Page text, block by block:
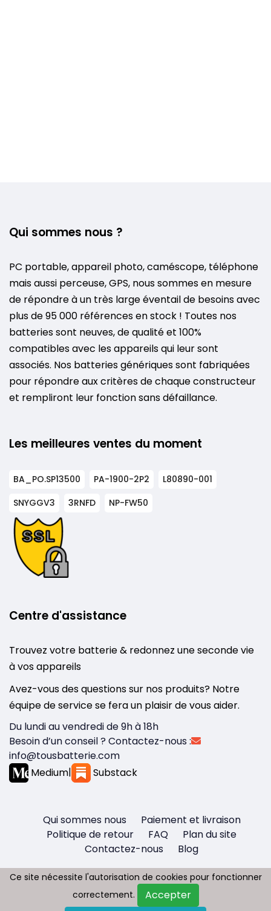
Qui sommes nous ?
PC portable, appareil photo, caméscope, téléphone
mais aussi perceuse, GPS, nous sommes en mesure
de répondre à un très large éventail de besoins avec
plus de 95 000 références en stock ! Toutes nos
batteries sont neuves, de qualité et 100%
compatibles avec les appareils qui leur sont
associés. Nos batteries génériques sont fabriquées
pour répondre aux critères de chaque constructeur
et rempliront leur fonction sans défaillance.
Les meilleures ventes du moment
BA_PO.SP13500 PA-1900-2P2
L80890-001
SNYGGV3
3RNFD NP-FW50
Centre d'assistance
Trouvez votre batterie & redonnez une seconde vie
à vos appareils
Avez-vous des questions sur nos produits? Notre
équipe de service se fera un plaisir de vous aider.
Du lundi au vendredi de 9h à 18h
Besoin d’un conseil ? Contactez-nous :
info@tousbatterie.com
Medium| Substack
Qui sommes nous
Paiement et livraison
Politique de retour
FAQ
Plan du site
Contactez-nous
Blog
Copyright © 2026 - Tous droit réservés
Ce site nécessite l'autorisation de cookies pour fonctionner
correctement.
Accepter
Ce site nécessite l'autorisation de cookies pour fonctionner
correctement.
Accepter